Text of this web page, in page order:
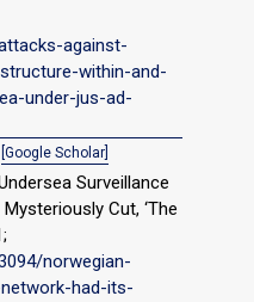
against-
within-and-
under-jus-ad-
[Google Scholar]
Surveillance
Cut, ‘The
norwegian-
had-its-